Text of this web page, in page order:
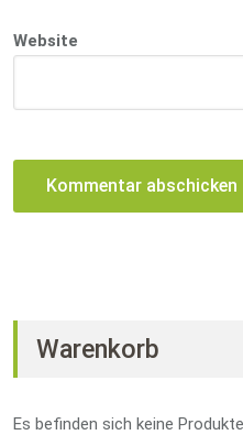
Website
Warenkorb
Es befinden sich keine